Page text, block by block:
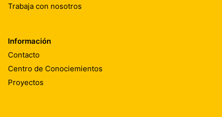
Trabaja con nosotros
Información
Contacto
Centro de Conociemientos
Proyectos